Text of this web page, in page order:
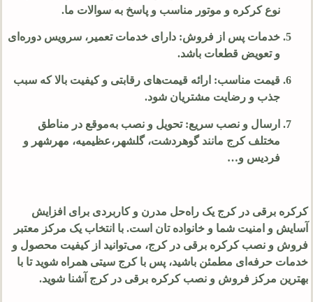
نوع کرکره و موتور مناسب و پاسخ به سوالات ما.
خدمات پس از فروش: دارای خدمات تعمیر، سرویس دوره‌ای
و تعویض قطعات باشد.
قیمت مناسب: ارائه قیمت‌های رقابتی و کیفیت بالا که سبب
جذب و رضایت مشتریان شود.
ارسال و نصب سریع: تحویل و نصب به‌موقع در مناطق
مختلف کرج مانند گوهردشت، گلشهر،عظیمیه، مهرشهر و
فردیس و…
کرکره برقی در کرج یک راه‌حل مدرن و کاربردی برای افزایش
آسایش و امنیت شما و خانواده تان است. با انتخاب یک مرکز معتبر
فروش و نصب کرکره برقی در کرج، می‌توانید از کیفیت محصول و
خدمات حرفه‌ای مطمئن باشید، پس با کرج سیتی همراه شوید تا با
بهترین مرکز فروش و نصب کرکره برقی در کرج آشنا شوید.